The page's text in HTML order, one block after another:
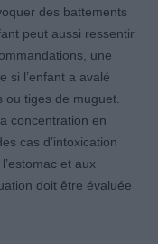
des battements
peut aussi ressentir
une
si l’enfant a avalé
ou tiges de muguet.
concentration en
cas d’intoxication
et aux
doit être évaluée